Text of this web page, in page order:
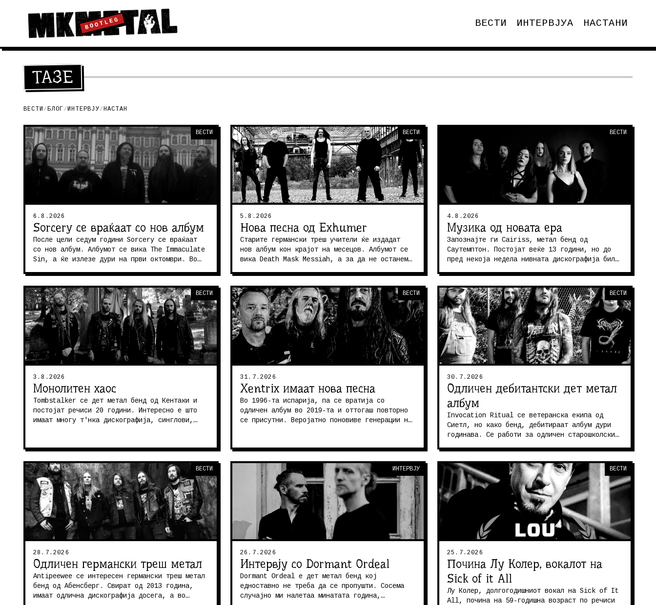
BOOTLEG ВЕСТИ ИНТЕРВЈУА НАСТАНИ
ТАЗЕ
ВЕСТИ /БЛОГ /ИНТЕРВЈУ/НАСТАН
ВЕСТИ
6.8.2026
Sorcery се враќаат со нов албум
После цели седум години Sorcery се враќаат
со нов албум. Албумот се вика The Immaculate
Sin, а ќе излезе дури на први октомври. Во
ВЕСТИ
5.8.2026
Нова песна од Exhumer
Старите германски треш учители ќе издадат
нов албум кон крајот на месецов. Албумот се
вика Death Mask Messiah, а за да не останеме
ВЕСТИ
4.8.2026
Музика од новата ера
Запознајте ги Cairiss, метал бенд од
Саутемптон. Постојат веќе 13 години, но до
пред некоја недела нивната дискографија била
ВЕСТИ
3.8.2026
Монолитен хаос
Tombstalker се дет метал бенд од Кентаки и
постојат речиси 20 години. Интересно е што
имаат многу т'нка дискографија, синглови,
ВЕСТИ
31.7.2026
Xentrix имаат нова песна
Во 1996-та испарија, па се вратија со
одличен албум во 2019-та и оттогаш повторно
се присутни. Веројатно поновиве генерации не
ВЕСТИ
30.7.2026
Одличен дебитантски дет метал
албум
Invocation Ritual се ветеранска екипа од
Сиетл, но како бенд, дебитираат албум дури
годинава. Се работи за одличен старошколски
ВЕСТИ
28.7.2026
Одличен германски треш метал
Antipeewee се интересен германски треш метал
бенд од Абенсберг. Свират од 2013 година,
имаат одлична дискографија досега, а во
ИНТЕРВЈУ
26.7.2026
Интервју со Dormant Ordeal
Dormant Ordeal е дет метал бенд кој
едноставно не треба да се пропушти. Сосема
случајно ми налетаа минатата година,
ВЕСТИ
25.7.2026
Почина Лу Колер, вокалот на
Sick of it All
Лу Колер, долгогодишниот вокал на Sick of It
All, почина на 59-годишна возраст по речиси